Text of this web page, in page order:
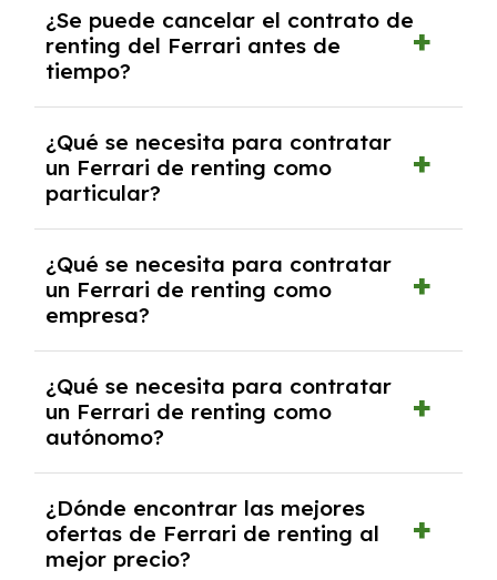
tendrás que pagar ningún tipo de entrada
salvo en casos que lo exija el proveedor
debido al resultado del estudio de viabilidad
económica.
¿Se puede cancelar el contrato de
renting del Ferrari antes de
tiempo?
pero puede haber penalizaciones por
cancelación anticipada. Es importante revisar
las condiciones del contrato y hablar con un
experto que te asesore.
¿Qué se necesita para contratar
un Ferrari de renting como
particular?
y, en algunos casos, una consulta de solvencia
crediticia y un pago inicial.
¿Qué se necesita para contratar
un Ferrari de renting como
empresa?
documentación financiera y, en algunos
casos, un informe de solvencia de la empresa
y un pago inicial.
¿Qué se necesita para contratar
un Ferrari de renting como
autónomo?
autónomos, justificante de ingresos y, en
algunos casos, un informe fiscal y un pago
inicial.
¿Dónde encontrar las mejores
ofertas de Ferrari de renting al
mejor precio?